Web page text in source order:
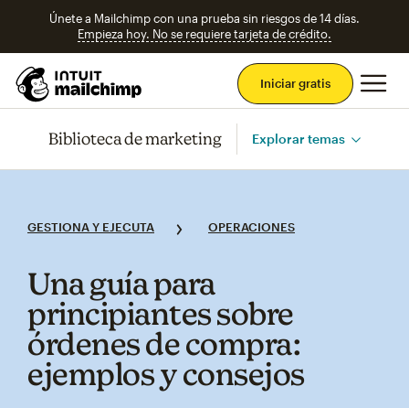
Únete a Mailchimp con una prueba sin riesgos de 14 días.
Empieza hoy. No se requiere tarjeta de crédito.
Iniciar gratis
Biblioteca de marketing Explorar temas
GESTIONA Y EJECUTA OPERACIONES
Una guía para
principiantes sobre
órdenes de compra:
ejemplos y consejos